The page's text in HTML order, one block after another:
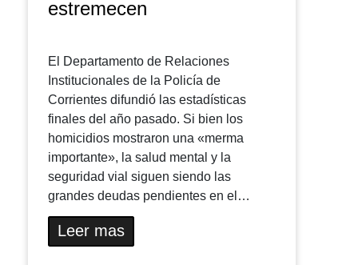
estremecen
El Departamento de Relaciones
Institucionales de la Policía de
Corrientes difundió las estadísticas
finales del año pasado. Si bien los
homicidios mostraron una «merma
importante», la salud mental y la
seguridad vial siguen siendo las
grandes deudas pendientes en el…
Leer mas